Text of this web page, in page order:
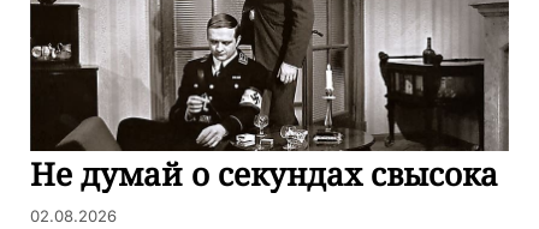
Не думай о секундах свысока
02.08.2026